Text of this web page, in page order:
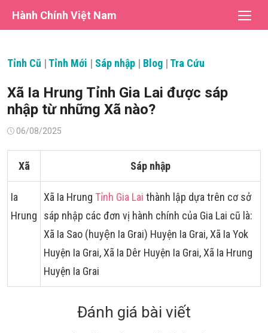
Hành Chính Việt Nam
Tỉnh Cũ | Tỉnh Mới | Sáp nhập | Blog | Tra Cứu
Xã Ia Hrung Tỉnh Gia Lai được sáp
nhập từ những Xã nào?
Đăng06/08/2025
Xã Sáp nhập
Ia
Hrung
Xã Ia Hrung Tỉnh Gia Lai thành lập dựa trên cơ sở
sáp nhập các đơn vị hành chính của Gia Lai cũ là:
Xã Ia Sao (huyện Ia Grai) Huyện Ia Grai, Xã Ia Yok
Huyện Ia Grai, Xã Ia Dêr Huyện Ia Grai, Xã Ia Hrung
Huyện Ia Grai
Đánh giá bài viết